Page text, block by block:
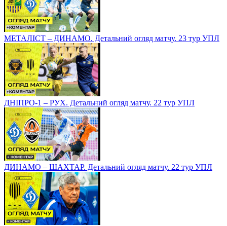
МЕТАЛІСТ – ДИНАМО. Детальний огляд матчу. 23 тур УПЛ
ДНІПРО-1 – РУХ. Детальний огляд матчу. 22 тур УПЛ
ДИНАМО – ШАХТАР. Детальний огляд матчу. 22 тур УПЛ